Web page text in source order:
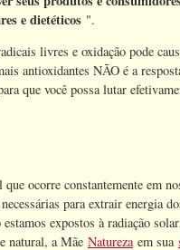
e dietéticos ".
livres e oxidação pode
antioxidantes NÃO é a
que você possa lutar
ocorre constantemente em
para extrair energia
expostos à radiação
natural, a Mãe Naturezaem sua